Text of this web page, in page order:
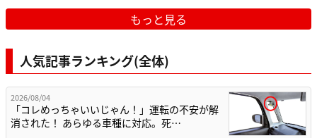
もっと見る
人気記事ランキング(全体)
2026/08/04
「コレめっちゃいいじゃん！」運転の不安が解
消された！ あらゆる車種に対応。死…